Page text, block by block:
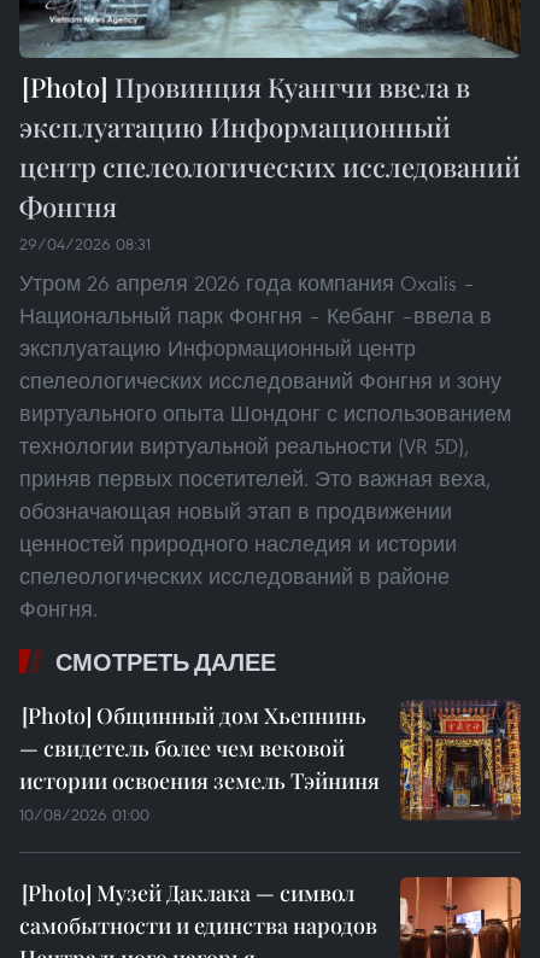
Провинция Куангчи ввела в
эксплуатацию Информационный
центр спелеологических исследований
Фонгня
29/04/2026 08:31
Утром 26 апреля 2026 года компания Oxalis –
Национальный парк Фонгня – Кебанг –ввела в
эксплуатацию Информационный центр
спелеологических исследований Фонгня и зону
виртуального опыта Шондонг с использованием
технологии виртуальной реальности (VR 5D),
приняв первых посетителей. Это важная веха,
обозначающая новый этап в продвижении
ценностей природного наследия и истории
спелеологических исследований в районе
Фонгня.
СМОТРЕТЬ ДАЛЕЕ
Общинный дом Хьепнинь
— свидетель более чем вековой
истории освоения земель Тэйниня
10/08/2026 01:00
Музей Даклака — символ
самобытности и единства народов